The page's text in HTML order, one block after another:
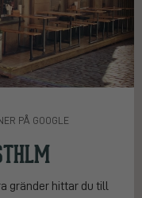
PÅ GOOGLE
gränder hittar du till